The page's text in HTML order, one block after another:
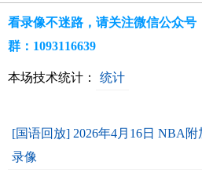
看录像不迷路，请关注微信公众
群：1093116639
本场技术统计： 统计
[国语回放] 2026年4月16日 NBA
录像